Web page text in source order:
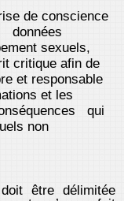
de conscience
sexuels,
critique afin de
et responsable
et les
qui
non
être délimitée